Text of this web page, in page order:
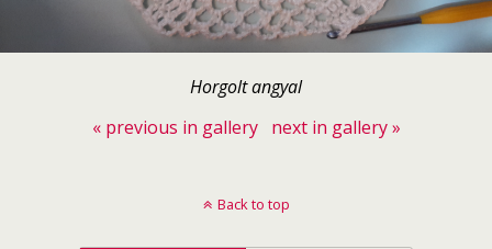
Horgolt angyal
« previous in gallery
next in gallery »
Back to top